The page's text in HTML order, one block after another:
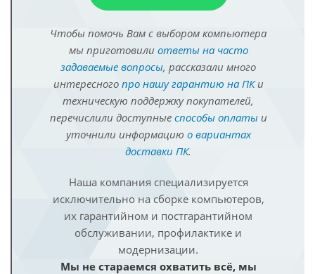
Чтобы помочь Вам с выбором компьютера
мы приготовили ответы на часто
задаваемые вопросы, рассказали много
интересного про нашу гарантию на ПКи
техническую поддержку покупателей,
перечислили доступные способы оплатыи
уточнили информацию о вариантах
доставки ПК.
Наша компания специализируется
исключительно на сборке компьютеров,
их гарантийном и постгарантийном
обслуживании, профилактике и
модернизации.
Мы не стараемся охватить всё, мы